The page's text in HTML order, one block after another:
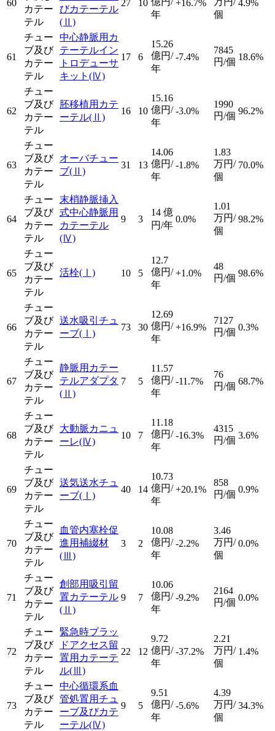
60
カテー
テル
びカテーテル
(Ⅱ)
27 10
年
+16.7%
個
4.9%
61
チュー
ブ及び
カテー
テル
中心静脈用カ
テーテルイン
トロデューサ
キット (Ⅳ)
17 6
15.26
億円/
年
-7.4%
7845
円/個 18.6%
62
チュー
ブ及び
カテー
テル
胚移植用カテ
ーテル(Ⅱ)
16 10
15.16
億円/
年
-3.0%
1990
円/個 96.2%
63
チュー
ブ及び
カテー
テル
オーバチュー
ブ(Ⅱ)
31 13
14.06
億円/
年
-1.8%
1.83
万円/
個
70.0%
64
チュー
ブ及び
カテー
テル
末梢静脈挿入
式中心静脈用
カテーテル
(Ⅳ)
9 3
14 億
円/年
0.0%
1.01
万円/
個
98.2%
65
チュー
ブ及び
カテー
テル
活栓(Ⅰ) 10 5
12.7
億円/
年
+1.0%
48
円/個 98.6%
66
チュー
ブ及び
カテー
テル
送水吸引チュ
ーブ(Ⅰ)
73 30
12.69
億円/
年
+16.9%
7127
円/個 0.3%
67
チュー
ブ及び
カテー
テル
静脈用カテー
テルアダプタ
(Ⅱ)
7 5
11.57
億円/
年
-11.7%
76
円/個 68.7%
68
チュー
ブ及び
カテー
テル
大動脈カニュ
ーレ(Ⅳ)
10 7
11.18
億円/
年
-16.3%
4315
円/個 3.6%
69
チュー
ブ及び
カテー
テル
送気送水チュ
ーブ(Ⅰ)
40 14
10.73
億円/
年
+20.1%
858
円/個 0.9%
70
チュー
ブ及び
カテー
テル
血管内塞栓促
進用補綴材
(Ⅲ)
3 2
10.08
億円/
年
-2.2%
3.46
万円/
個
0.0%
71
チュー
ブ及び
カテー
テル
創部用吸引留
置カテーテル
(Ⅱ)
9 7
10.06
億円/
年
-9.2%
2164
円/個 0.0%
72
チュー
ブ及び
カテー
テル
緊急時ブラッ
ドアクセス留
置用カテーテ
ル(Ⅲ)
22 12
9.72
億円/
年
-37.2%
2.21
万円/
個
1.4%
73
チュー
ブ及び
カテー
テル
中心循環系血
管処置用チュ
ーブ及びカテ
ーテル(Ⅳ)
9 5
9.51
億円/
年
-5.6%
4.39
万円/
個
34.3%